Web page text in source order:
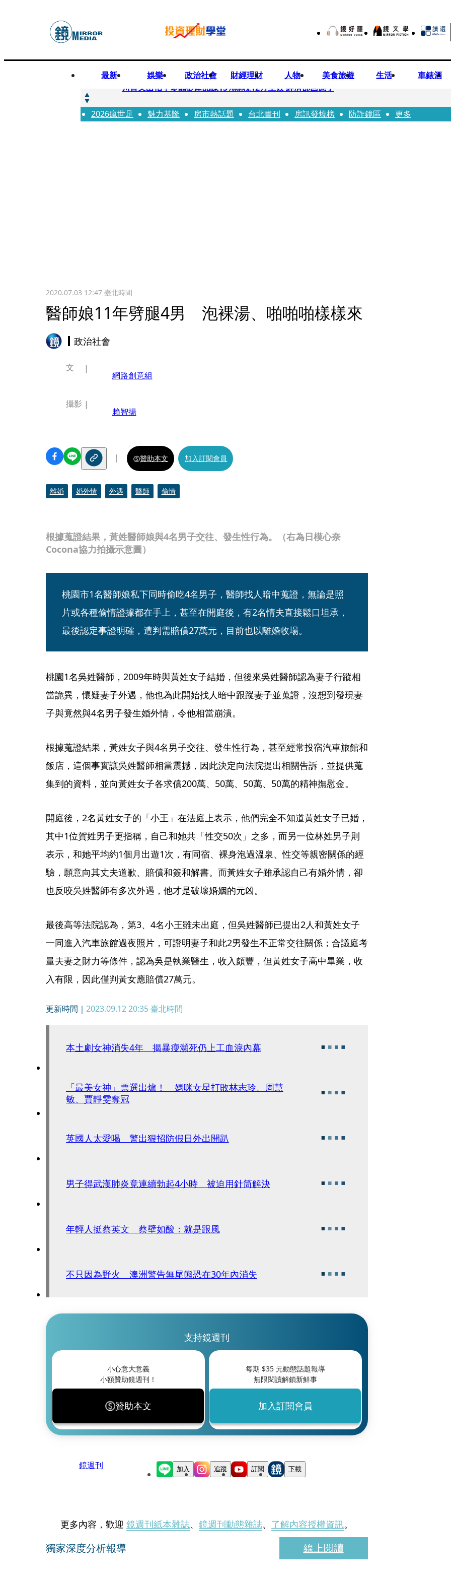
最新 娛樂 政治社會 財經理財 人物 美食旅遊 生活 車錶酒
快訊
川普又出招！多晶矽產品課15%關稅12月生效 經濟部回應了
快訊
超速肇事停工一年首度受訪 廣末涼子被次子點醒！哽咽吐露：不再偽裝完美
2026瘋世足 魅力基隆 房市熱話題 台北畫刊 房訊發燒榜 防詐鏡區 更多
2020.07.03 12:47臺北時間
醫師娘11年劈腿4男 泡裸湯、啪啪啪樣樣來
政治社會
根據蒐證結果，黃姓醫師娘與4名男子交往、發生性行為。（右為日模心奈
Cocona協力拍攝示意圖）
文
網路創意組
攝影
賴智揚
贊助本文 加入訂閱會員
離婚 婚外情 外遇 醫師 偷情
桃園市1名醫師娘私下同時偷吃4名男子，醫師找人暗中蒐證，無論是照
片或各種偷情證據都在手上，甚至在開庭後，有2名情夫直接鬆口坦承，
最後認定事證明確，遭判需賠償27萬元，目前也以離婚收場。
桃園1名吳姓醫師，2009年時與黃姓女子結婚，但後來吳姓醫師認為妻子行蹤相
當詭異，懷疑妻子外遇，他也為此開始找人暗中跟蹤妻子並蒐證，沒想到發現妻
子與竟然與4名男子發生婚外情，令他相當崩潰。
根據蒐證結果，黃姓女子與4名男子交往、發生性行為，甚至經常投宿汽車旅館和
飯店，這個事實讓吳姓醫師相當震撼，因此決定向法院提出相關告訴，並提供蒐
集到的資料，並向黃姓女子各求償200萬、50萬、50萬、50萬的精神撫慰金。
開庭後，2名黃姓女子的「小王」在法庭上表示，他們完全不知道黃姓女子已婚，
其中1位賀姓男子更指稱，自己和她共「性交50次」之多，而另一位林姓男子則
表示，和她平均約1個月出遊1次，有同宿、裸身泡過溫泉、性交等親密關係的經
驗，願意向其丈夫道歉、賠償和簽和解書。而黃姓女子雖承認自己有婚外情，卻
也反咬吳姓醫師有多次外遇，他才是破壞婚姻的元凶。
最後高等法院認為，第3、4名小王雖未出庭，但吳姓醫師已提出2人和黃姓女子
一同進入汽車旅館過夜照片，可證明妻子和此2男發生不正常交往關係；合議庭考
量夫妻之財力等條件，認為吳是執業醫生，收入頗豐，但黃姓女子高中畢業，收
入有限，因此僅判黃女應賠償27萬元。
更新時間｜ 2023.09.12 20:35臺北時間
本土劇女神消失4年 揭暴瘦瀕死仍上工血淚內幕
「最美女神」票選出爐！ 媽咪女星打敗林志玲、周慧
敏、賈靜雯奪冠
英國人太愛喝 警出狠招防假日外出開趴
男子得武漢肺炎竟連續勃起4小時 被迫用針筒解決
年輕人挺蔡英文 蔡壁如酸：就是跟風
不只因為野火 澳洲警告無尾熊恐在30年內消失
支持鏡週刊
小心意大意義
小額贊助鏡週刊！
贊助本文
每期 $35元動態話題報導
無限閱讀解鎖新鮮事
加入訂閱會員
鏡週刊 加入 追蹤 訂閱 下載
更多內容，歡迎 鏡週刊紙本雜誌、 鏡週刊動態雜誌、 了解內容授權資訊。
獨家深度分析報導 線上閱讀